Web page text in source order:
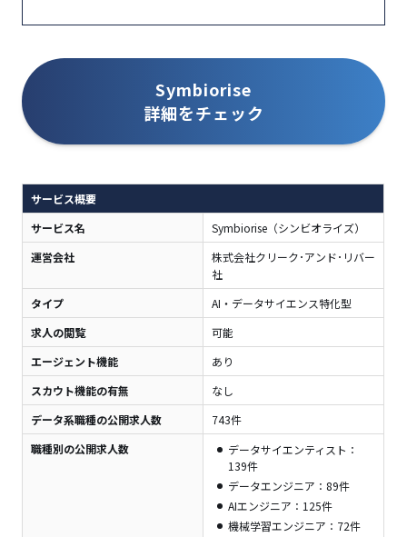
Symbiorise
詳細をチェック
サービス概要
サービス名
Symbiorise（シンビオライズ）
運営会社
株式会社クリーク･アンド･リバー
社
タイプ
AI・データサイエンス特化型
求人の閲覧
可能
エージェント機能
あり
スカウト機能の有無
なし
データ系職種の公開求人数
743件
職種別の公開求人数
データサイエンティスト：
139件
データエンジニア：89件
AIエンジニア：125件
機械学習エンジニア：72件